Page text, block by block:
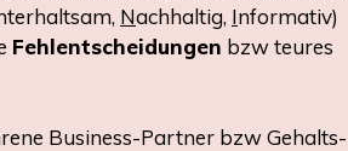
Nach­hal­tig, Infor­ma­tiv)
Fehl­ent­schei­dun­gen bzw teu­res
Busi­ness-Part­ner bzw Gehalts­